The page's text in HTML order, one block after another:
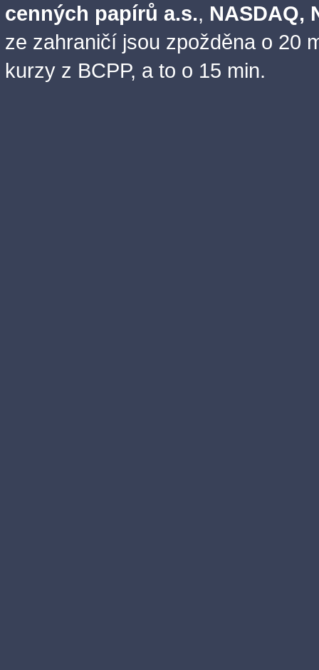
cenných papírů a.s., NASDAQ,
ze zahraničí jsou zpožděna o 20
kurzy z BCPP, a to o 15 min.